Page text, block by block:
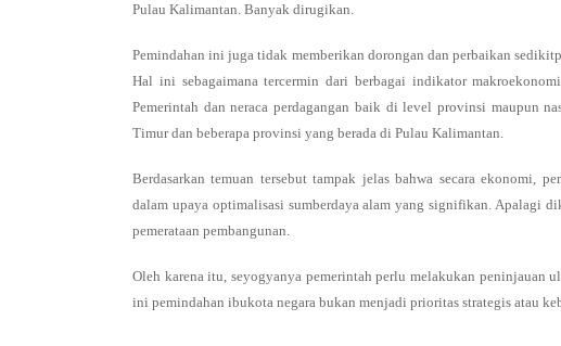
Pulau Kalimantan. Banyak dirugikan.
Pemindahan ini juga tidak memberikan dorongan dan perbaikan
Hal ini sebagaimana tercermin dari berbagai indikator
Pemerintah dan neraca perdagangan baik di level provinsi maupun
Timur dan beberapa provinsi yang berada di Pulau Kalimantan.
Berdasarkan temuan tersebut tampak jelas bahwa secara ekonomi,
dalam upaya optimalisasi sumberdaya alam yang signifikan. Apalagi
pemerataan pembangunan.
Oleh karena itu, seyogyanya pemerintah perlu melakukan peninjauan
ini pemindahan ibukota negara bukan menjadi prioritas strategis atau